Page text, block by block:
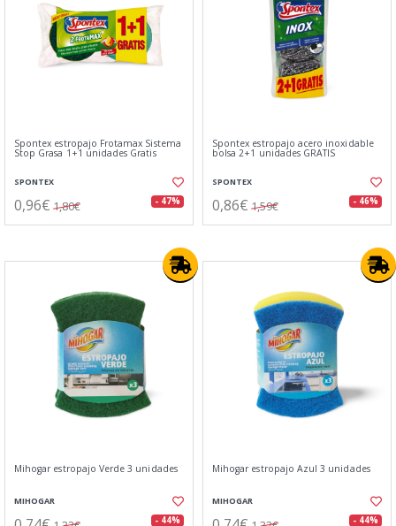
Spontex estropajo Frotamax Sistema
Stop Grasa 1+1 unidades Gratis
SPONTEX
0,96€ 1,80€ - 47%
Spontex estropajo acero inoxidable
bolsa 2+1 unidades GRATIS
SPONTEX
0,86€ 1,59€ - 46%
Mihogar estropajo Verde 3 unidades
MIHOGAR
- 44%
Mihogar estropajo Azul 3 unidades
MIHOGAR
- 44%